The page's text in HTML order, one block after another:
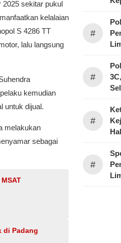
2025 sekitar pukul
kelalaian
S 4286 TT
lalu langsung
kemudian
untuk dijual.
melakukan
sebagai
di Padang
#
#
#
#